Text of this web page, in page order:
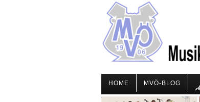
HOME MVÖ-BLOG